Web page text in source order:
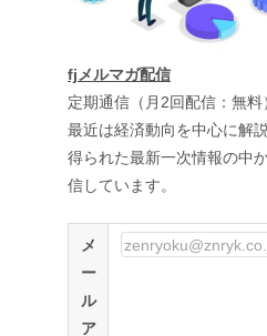
fjメルマガ配信
定期通信（月2回配信：無料
最近は経済動向を中心に解
得られた最新一次情報の中
信しています。
メ
ー
ル
ア